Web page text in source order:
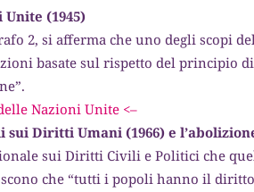
(1945)
2, si afferma che uno degli scopi
basate sul rispetto del principio
Nazioni Unite <–
Diritti Umani (1966) e
sui Diritti Civili e Politici che
che “tutti i popoli hanno il